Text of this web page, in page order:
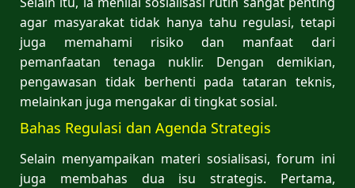
agar masyarakat tidak hanya tahu regulasi, tetapi
juga memahami risiko dan manfaat dari
pemanfaatan tenaga nuklir. Dengan demikian,
pengawasan tidak berhenti pada tataran teknis,
melainkan juga mengakar di tingkat sosial.
Bahas Regulasi dan Agenda Strategis
Selain menyampaikan materi sosialisasi, forum ini
juga membahas dua isu strategis. Pertama,